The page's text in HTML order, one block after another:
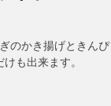
のかき揚げときん
も出来ます。